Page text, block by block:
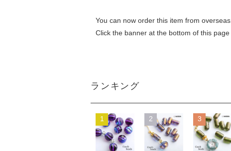
You can now order this item from overseas.
Click the banner at the bottom of this page
ランキング
1 2 3